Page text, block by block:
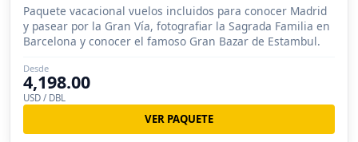
Paquete vacacional vuelos incluidos para conocer Madrid
y pasear por la Gran Vía, fotografiar la Sagrada Familia en
Barcelona y conocer el famoso Gran Bazar de Estambul.
Desde
4,198.00
USD / DBL
VER PAQUETE